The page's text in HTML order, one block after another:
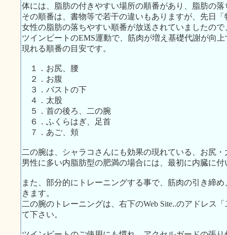
体には、脂肪の付きやすい場所の順番があり、脂肪の
その順番は、書物等で若干の違いもありますが、先日
女性の脂肪の落ちやすい順番が放送されていましたの
ツインビートのEMS運動で、筋肉が増え基礎代謝が向
現れる順番の目安です。
１．お尻、腰
２．お腹
３．バストの下
４．太股
５．首の後ろ、二の腕
６．ふくらはぎ、足首
７．あご、頬
二の腕は、シャラコさんにも効果の現れている、お尻
男性に多い内脂肪型の肥満の場合には、最初に内臓に
また、部分的にトレーニングする事で、筋肉の引き締
きます。
二の腕のトレーニングは、右下のWeb Site..のアドレス
て下さい。